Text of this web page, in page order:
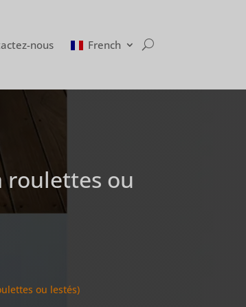
nous French
roulettes ou
ou lestés)